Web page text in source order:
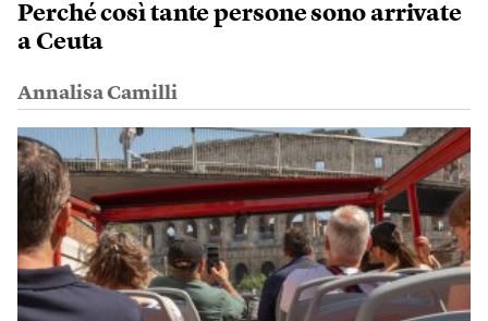
Perché così tante persone sono arrivate
a Ceuta
Annalisa Camilli